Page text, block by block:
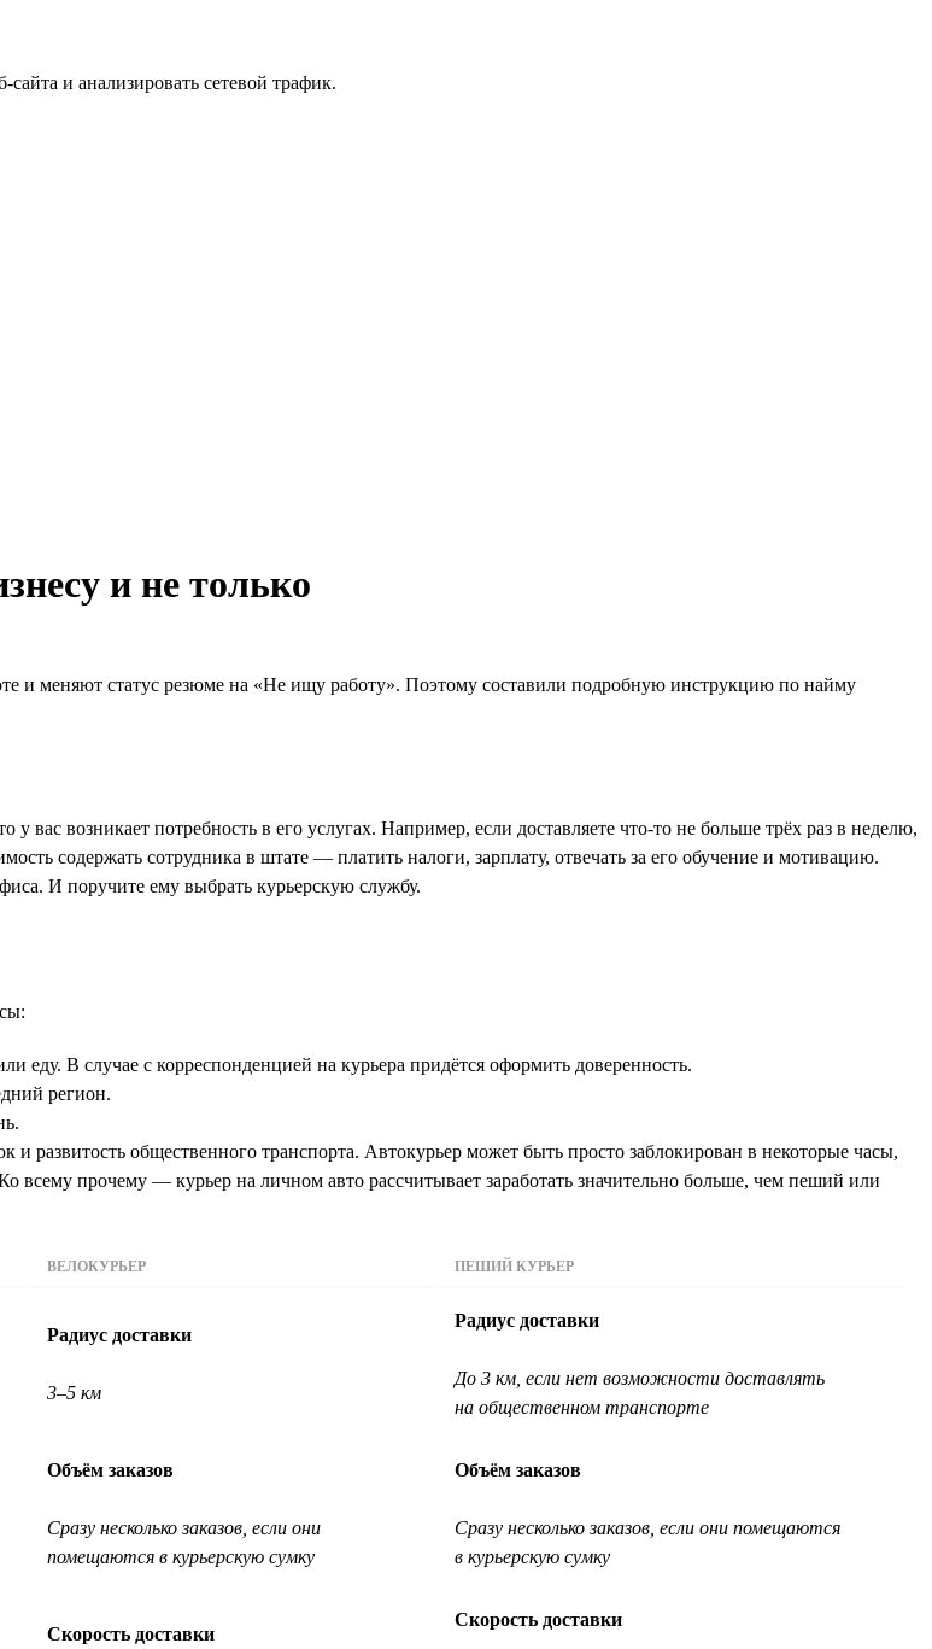
и анализировать сетевой трафик.
и не только
и меняют статус резюме на «Не ищу работу». Поэтому составили подробную инструкцию по найму
возникает потребность в его услугах. Например, если доставляете что-то не больше трёх раз в неделю,
содержать сотрудника в штате — платить налоги, зарплату, отвечать за его обучение и мотивацию.
И поручите ему выбрать курьерскую службу.
еду. В случае с корреспонденцией на курьера придётся оформить доверенность.
регион.
и развитость общественного транспорта. Автокурьер может быть просто заблокирован в некоторые часы,
всему прочему — курьер на личном авто рассчитывает заработать значительно больше, чем пеший или
ВЕЛОКУРЬЕР ПЕШИЙ КУРЬЕР
Радиус доставки
3–5 км
Радиус доставки
До 3 км, если нет возможности доставлять
на общественном транспорте
Объём заказов
Сразу несколько заказов, если они
помещаются в курьерскую сумку
Объём заказов
Сразу несколько заказов, если они помещаются
в курьерскую сумку
Скорость доставки
Скорость доставки